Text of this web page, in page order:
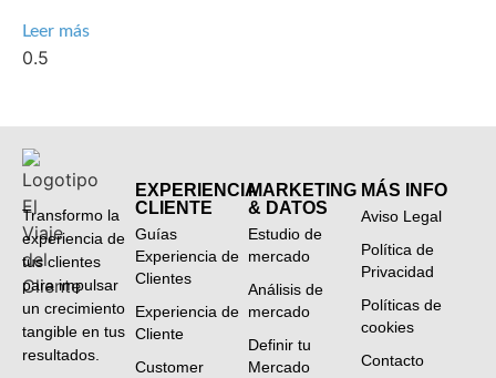
Leer más
Transformo la
experiencia de
tus clientes
para impulsar
un crecimiento
tangible en tus
resultados.
EXPERIENCIA
CLIENTE
Guías
Experiencia de
Clientes
Experiencia de
Cliente
Customer
MARKETING
& DATOS
Estudio de
mercado
Análisis de
mercado
Definir tu
Mercado
MÁS INFO
Aviso Legal
Política de
Privacidad
Políticas de
cookies
Contacto